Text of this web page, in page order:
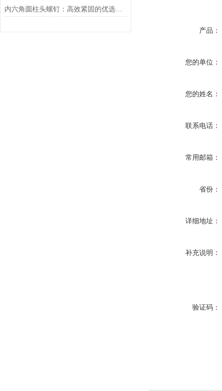
内六角圆柱头螺钉：高效紧固的优选螺钉
产品：
您的单位：
您的姓名：
联系电话：
常用邮箱：
省份：
详细地址：
补充说明：
验证码：